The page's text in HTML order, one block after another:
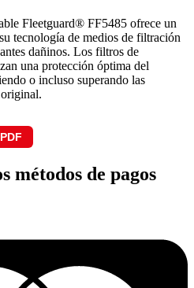
Fleetguard® FF5485 ofrece un
tecnología de medios de filtración
dañinos. Los filtros de
una protección óptima del
o incluso superando las
métodos de pagos